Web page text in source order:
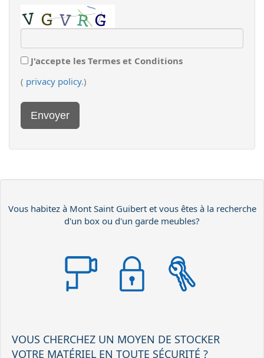
J'accepte les Termes et Conditions
( privacy policy.)
Envoyer
Vous habitez à Mont Saint Guibert et vous êtes à la recherche
d'un box ou d'un garde meubles?
VOUS CHERCHEZ UN MOYEN DE STOCKER
VOTRE MATÉRIEL EN TOUTE SÉCURITÉ ?